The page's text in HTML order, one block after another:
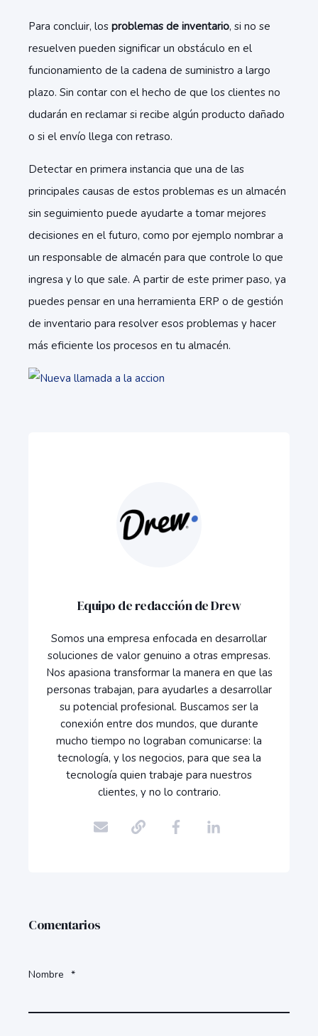
Para concluir, los problemas de inventario, si no se
resuelven pueden significar un obstáculo en el
funcionamiento de la cadena de suministro a largo
plazo. Sin contar con el hecho de que los clientes no
dudarán en reclamar si recibe algún producto dañado
o si el envío llega con retraso.
Detectar en primera instancia que una de las
principales causas de estos problemas es un almacén
sin seguimiento puede ayudarte a tomar mejores
decisiones en el futuro, como por ejemplo nombrar a
un responsable de almacén para que controle lo que
ingresa y lo que sale. A partir de este primer paso, ya
puedes pensar en una herramienta ERP o de gestión
de inventario para resolver esos problemas y hacer
más eficiente los procesos en tu almacén.
Equipo de redacción de Drew
Somos una empresa enfocada en desarrollar
soluciones de valor genuino a otras empresas.
Nos apasiona transformar la manera en que las
personas trabajan, para ayudarles a desarrollar
su potencial profesional. Buscamos ser la
conexión entre dos mundos, que durante
mucho tiempo no lograban comunicarse: la
tecnología, y los negocios, para que sea la
tecnología quien trabaje para nuestros
clientes, y no lo contrario.
Comentarios
Nombre *